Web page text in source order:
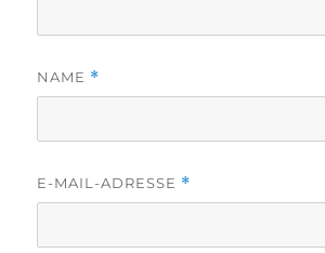
NAME *
E-MAIL-ADRESSE *